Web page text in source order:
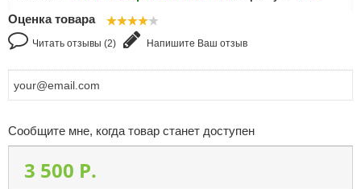
Оценка товара
Читать отзывы (2) Напишите Ваш отзыв
Сообщите мне, когда товар станет доступен
3 500 P.